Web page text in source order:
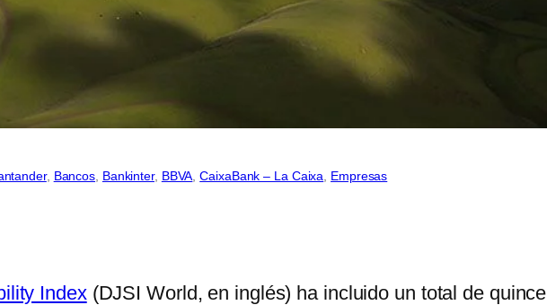
, Bancos Bankinter, BBVA , CaixaBank – La Caixa Empresas
Index(DJSI World, en inglés) ha incluido un total de quince